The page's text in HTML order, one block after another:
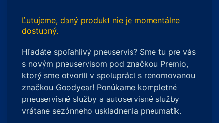
Ľutujeme, daný produkt nie je momentálne
dostupný.
Hľadáte spoľahlivý pneuservis? Sme tu pre vás
s novým pneuservisom pod značkou Premio,
ktorý sme otvorili v spolupráci s renomovanou
značkou Goodyear! Ponúkame kompletné
pneuservisné služby a autoservisné služby
vrátane sezónneho uskladnenia pneumatík.